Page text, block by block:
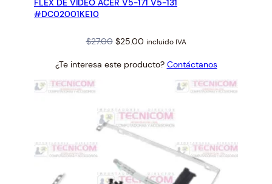
FLEX DE VIDEO ACER V5-171 V5-131
#DC02001KE10
$27.00 Original
was:
$25.00Current
is:
incluido IVA
¿Te interesa este producto? Contáctanos